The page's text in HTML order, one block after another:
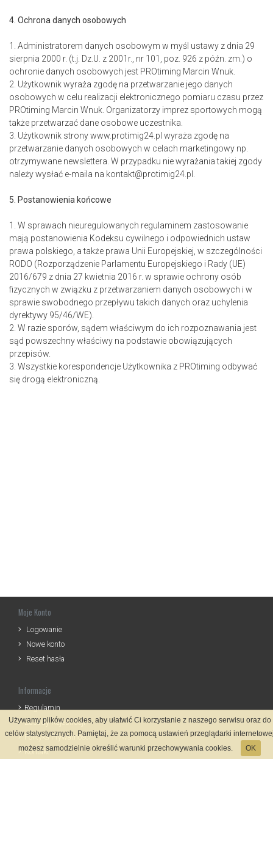
4. Ochrona danych osobowych
1. Administratorem danych osobowym w myśl ustawy z dnia 29
sierpnia 2000 r. (t.j. Dz.U. z 2001r., nr 101, poz. 926 z późn. zm.) o
ochronie danych osobowych jest PROtiming Marcin Wnuk.
2. Użytkownik wyraża zgodę na przetwarzanie jego danych
osobowych w celu realizacji elektronicznego pomiaru czasu przez
PROtiming Marcin Wnuk. Organizatorzy imprez sportowych mogą
także przetwarzać dane osobowe uczestnika.
3. Użytkownik strony www.protimig24.pl wyraża zgodę na
przetwarzanie danych osobowych w celach marketingowy np.
otrzymywane newslettera. W przypadku nie wyrażania takiej zgody
należy wysłać e-maila na kontakt@protimig24.pl.
5. Postanowienia końcowe
1. W sprawach nieuregulowanych regulaminem zastosowanie
mają postanowienia Kodeksu cywilnego i odpowiednich ustaw
prawa polskiego, a także prawa Unii Europejskiej, w szczególności
RODO (Rozporządzenie Parlamentu Europejskiego i Rady (UE)
2016/679 z dnia 27 kwietnia 2016 r. w sprawie ochrony osób
fizycznych w związku z przetwarzaniem danych osobowych i w
sprawie swobodnego przepływu takich danych oraz uchylenia
dyrektywy 95/46/WE).
2. W razie sporów, sądem właściwym do ich rozpoznawania jest
sąd powszechny właściwy na podstawie obowiązujących
przepisów.
3. Wszystkie korespondencje Użytkownika z PROtiming odbywać
się drogą elektroniczną.
Moje Konto
Logowanie
Nowe konto
Reset hasła
Informacje
Regulamin
Zasady Rejestracji
Polityka Prywatności
Kontakt
Używamy plików cookies, aby ułatwić Ci korzystanie z naszego serwisu oraz do
celów statystycznych. Pamiętaj, że za pomocą ustawień przeglądarki
możesz samodzielnie określić warunki przechowywania cookies.
OK